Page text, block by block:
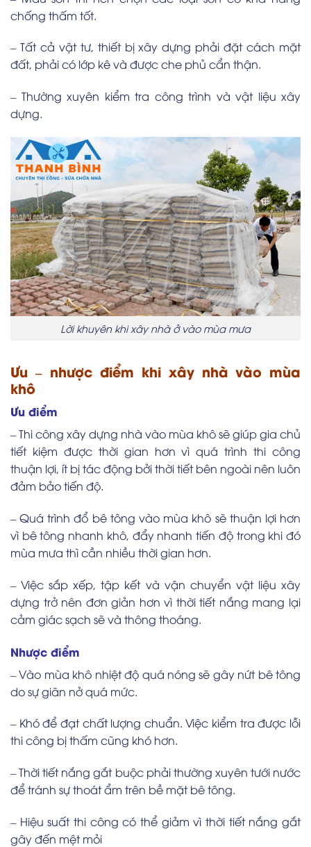
chống thấm tốt.
– Tất cả vật tư, thiết bị xây dựng phải đặt cách mặt
đất, phải có lớp kê và được che phủ cẩn thận.
– Thường xuyên kiểm tra công trình và vật liệu xây
dựng.
Lời khuyên khi xây nhà ở vào mùa mưa
Ưu – nhược điểm khi xây nhà vào mùa
khô
Ưu điểm
– Thi công xây dựng nhà vào mùa khô sẽ giúp gia chủ
tiết kiệm được thời gian hơn vì quá trình thi công
thuận lợi, ít bị tác động bởi thời tiết bên ngoài nên luôn
đảm bảo tiến độ.
– Quá trình đổ bê tông vào mùa khô sẽ thuận lợi hơn
vì bê tông nhanh khô, đẩy nhanh tiến độ trong khi đó
mùa mưa thì cần nhiều thời gian hơn.
– Việc sắp xếp, tập kết và vận chuyển vật liệu xây
dựng trở nên đơn giản hơn vì thời tiết nắng mang lại
cảm giác sạch sẽ và thông thoáng.
Nhược điểm
– Vào mùa khô nhiệt độ quá nóng sẽ gây nứt bê tông
do sự giãn nở quá mức.
– Khó để đạt chất lượng chuẩn. Việc kiểm tra được lỗi
thi công bị thấm cũng khó hơn.
– Thời tiết nắng gắt buộc phải thường xuyên tưới nước
để tránh sự thoát ẩm trên bề mặt bê tông.
– Hiệu suất thi công có thể giảm vì thời tiết nắng gắt
gây đến mệt mỏi